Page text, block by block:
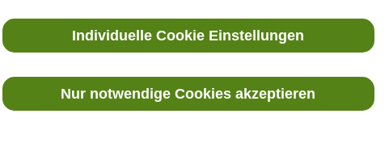
Individuelle Cookie Einstellungen
Nur notwendige Cookies akzeptieren
und
DOWNLOADS
Download von
verschiedenen
nützlichen
Softwareprodukten.
KATALOG
Laden Sie unsere
neuen Produkt
Broschüren auf
Deutsch, Englisch,